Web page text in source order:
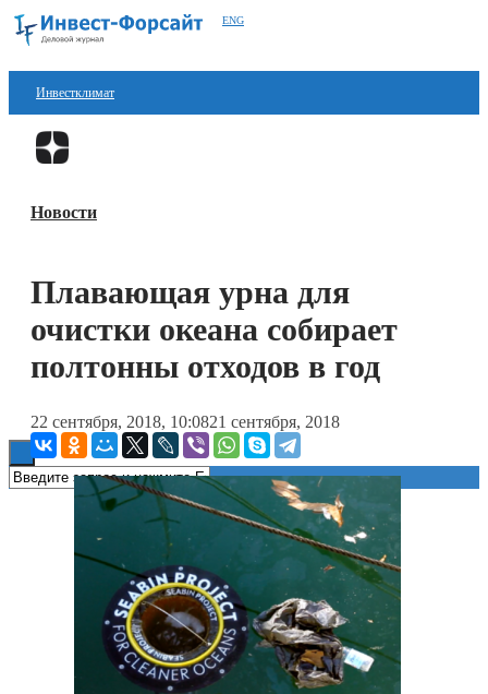
ENG
Инвестклимат
Финансы
Блокчейн
Новости
Плавающая урна для
очистки океана собирает
полтонны отходов в год
22 сентября, 2018, 10:0821 сентября, 2018